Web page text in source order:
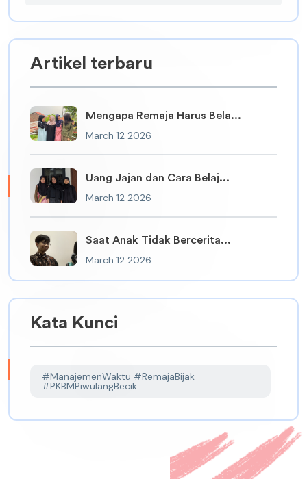
Artikel terbaru
Mengapa Remaja Harus Bela...
March 12 2026
Uang Jajan dan Cara Belaj...
March 12 2026
Saat Anak Tidak Bercerita...
March 12 2026
Kata Kunci
#ManajemenWaktu #RemajaBijak
#PKBMPiwulangBecik